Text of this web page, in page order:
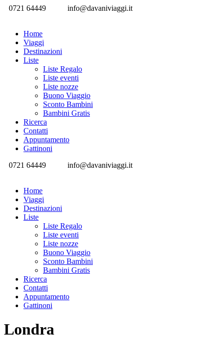
0721 64449 info@davaniviaggi.it
Home
Viaggi
Destinazioni
Liste
Liste Regalo
Liste eventi
Liste nozze
Buono Viaggio
Sconto Bambini
Bambini Gratis
Ricerca
Contatti
Appuntamento
Gattinoni
0721 64449
info@davaniviaggi.it
Home
Viaggi
Destinazioni
Liste
Liste Regalo
Liste eventi
Liste nozze
Buono Viaggio
Sconto Bambini
Bambini Gratis
Ricerca
Contatti
Appuntamento
Gattinoni
Londra